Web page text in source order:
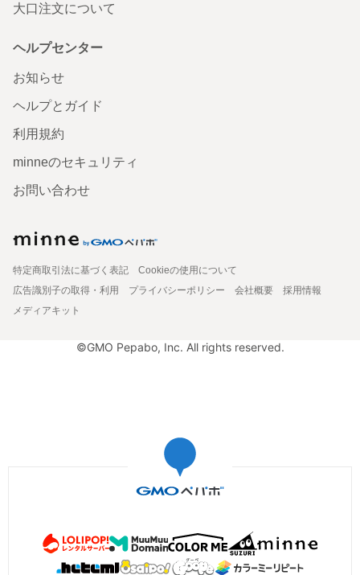
大口注文について
ヘルプセンター
お知らせ
ヘルプとガイド
利用規約
minneのセキュリティ
お問い合わせ
特定商取引法に基づく表記
Cookieの使用について
広告識別子の取得・利用
プライバシーポリシー 会社概要
採用情報
メディアキット
©GMO Pepabo, Inc. All rights reserved.